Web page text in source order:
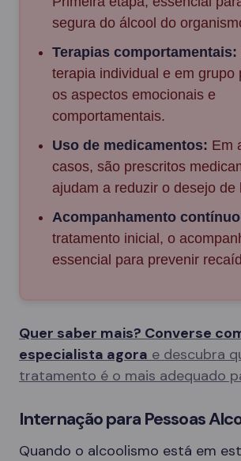
segura do álcool do
Terapias comportamentais:
terapia individual e em grupo
os aspectos emocionais e
comportamentais.
Uso de medicamentos: Em
casos, são prescritos
ajudam a reduzir o desejo de
Acompanhamento
tratamento inicial, o
essencial para prevenir
Quer saber mais? Converse
especialista agora e descubra
tratamento é o mais adequado
Internação para Pessoas
Quando o alcoolismo está em